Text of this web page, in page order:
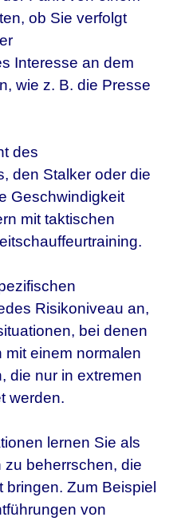
ob Sie verfolgt
Interesse an dem
wie z. B. die Presse
des
den Stalker oder die
Geschwindigkeit
mit taktischen
Risikoniveau an,
bei denen
mit einem normalen
die nur in extremen
werden.
lernen Sie als
zu beherrschen, die
Zum Beispiel
von